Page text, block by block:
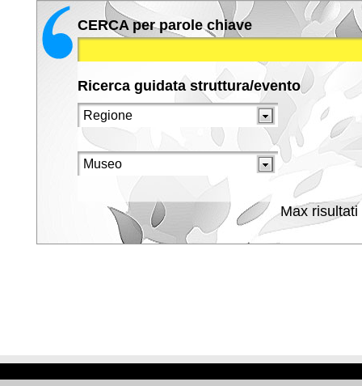
CERCA per parole chiave
Ricerca guidata struttura/evento
Max risultati